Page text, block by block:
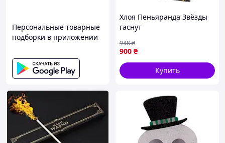
Персональные товарные
подборки в приложении
Хлоя Пеньяранда Звёзды
гаснут
900 ₴
948₴
Купить